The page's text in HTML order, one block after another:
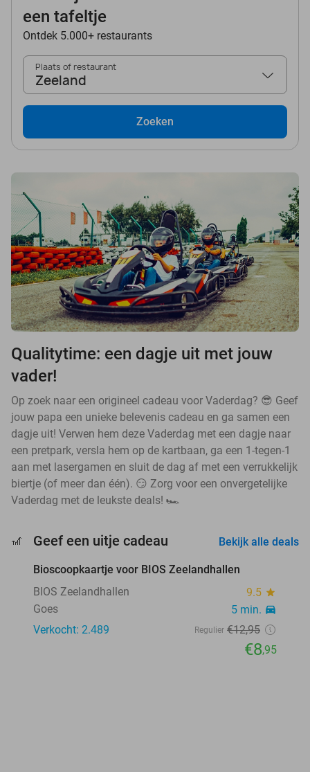
een tafeltje
Ontdek 5.000+ restaurants
Plaats of restaurant
Zeeland
Zoeken
Qualitytime: een dagje uit met jouw
vader!
Op zoek naar een origineel cadeau voor Vaderdag? 😎 Geef
jouw papa een unieke belevenis cadeau en ga samen een
dagje uit! Verwen hem deze Vaderdag met een dagje naar
een pretpark, versla hem op de kartbaan, ga een 1-tegen-1
aan met lasergamen en sluit de dag af met een verrukkelijk
biertje (of meer dan één). 😏 Zorg voor een onvergetelijke
Vaderdag met de leukste deals! 🏎
🎢 Geef een uitje cadeau Bekijk alle deals
favorite_border
Bioscoopkaartje voor BIOS Zeelandhallen
BIOS Zeelandhallen
9.5 star
Goes 5 min. directions_car
Verkocht: 2.489 Regulier €12,95
€8,95